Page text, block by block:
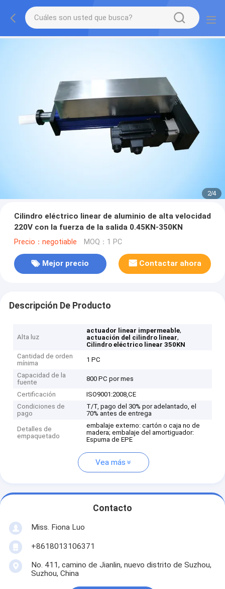
2/4
Cilindro eléctrico linear de aluminio de alta velocidad
220V con la fuerza de la salida 0.45KN-350KN
Precio：negotiable MOQ：1 PC
Mejor precio Contactar ahora
Descripción De Producto
Alta luz
actuador linear impermeable,
actuación del cilindro linear,
Cilindro eléctrico linear 350KN
Cantidad de orden
mínima
1 PC
Capacidad de la
fuente
800 PC por mes
Certificación
ISO9001:2008,CE
Condiciones de
pago
T/T, pago del 30% por adelantado, el
70% antes de entrega
Detalles de
empaquetado
embalaje externo: cartón o caja no de
madera; embalaje del amortiguador:
Espuma de EPE
Vea más
Contacto
Miss. Fiona Luo
+8618013106371
No. 411, camino de Jianlin, nuevo distrito de Suzhou,
Suzhou, China